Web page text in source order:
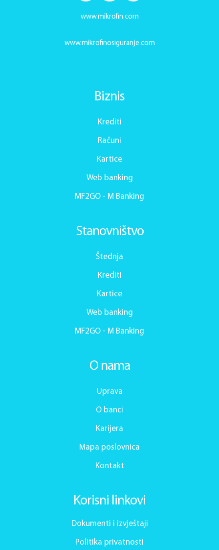
www.mikrofin.com
www.mikrofinosiguranje.com
Biznis
Krediti
Računi
Kartice
Web banking
MF2GO - M Banking
Stanovništvo
Štednja
Krediti
Kartice
Web banking
MF2GO - M Banking
O nama
Uprava
O banci
Karijera
Mapa poslovnica
Kontakt
Korisni linkovi
Dokumenti i izvještaji
Politika privatnosti